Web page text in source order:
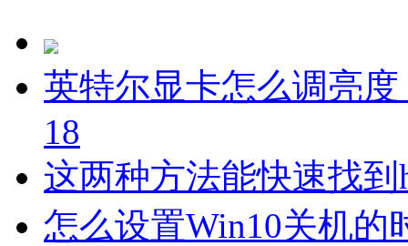
英特尔显卡怎么调亮
18
这两种方法能快速找到
怎么设置Win10关机的